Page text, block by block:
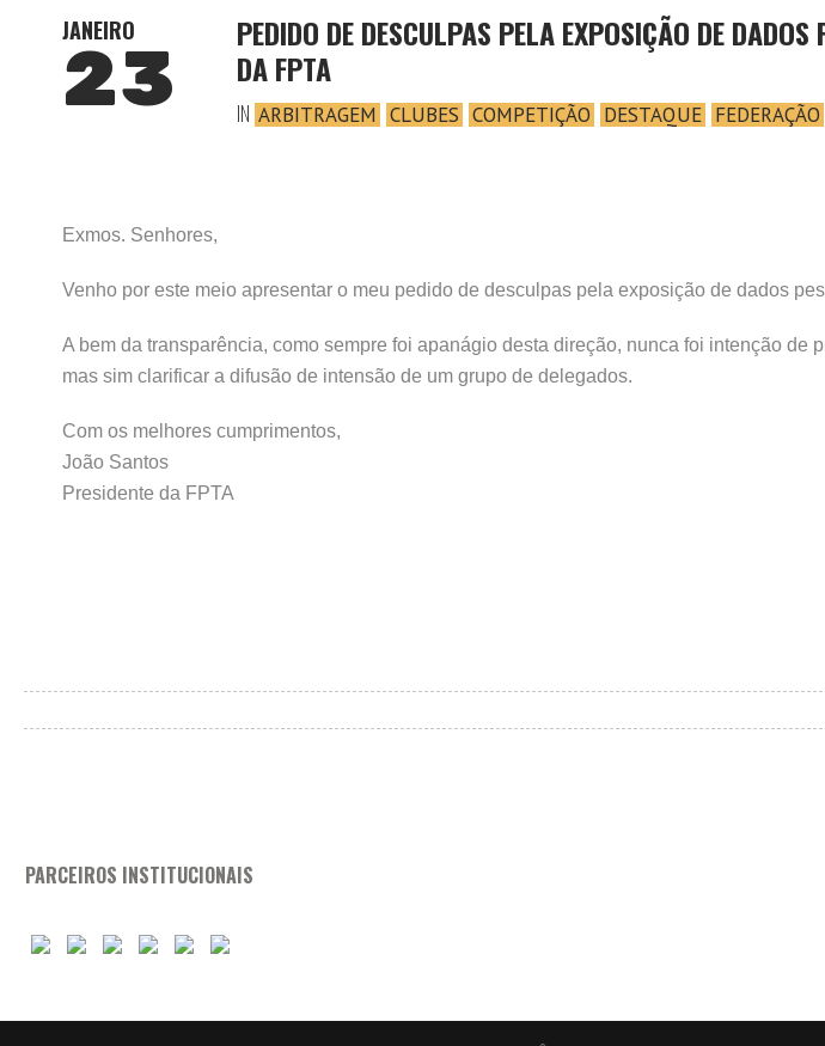
JANEIRO
23
PEDIDO DE DESCULPAS PELA EXPOSIÇÃO DE DADOS
DA FPTA
IN ARBITRAGEM CLUBES COMPETIÇÃO DESTAQUE FEDERAÇÃO
Exmos. Senhores,
Venho por este meio apresentar o meu pedido de desculpas pela exposição de dados
A bem da transparência, como sempre foi apanágio desta direção, nunca foi intenção de
mas sim clarificar a difusão de intensão de um grupo de delegados.
Com os melhores cumprimentos,
João Santos
Presidente da FPTA
PARCEIROS INSTITUCIONAIS